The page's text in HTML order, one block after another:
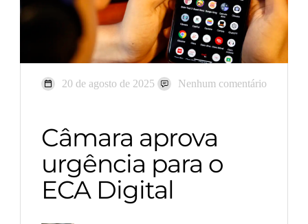
20 de agosto de 2025 Nenhum comentário
Câmara aprova
urgência para o
ECA Digital